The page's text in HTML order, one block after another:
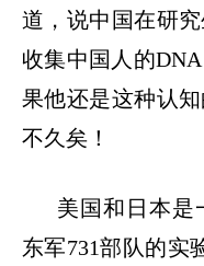
道，说中国在研
收集中国人的DNA
果他还是这种认
不久矣！
美国和日本是
东军731部队的实